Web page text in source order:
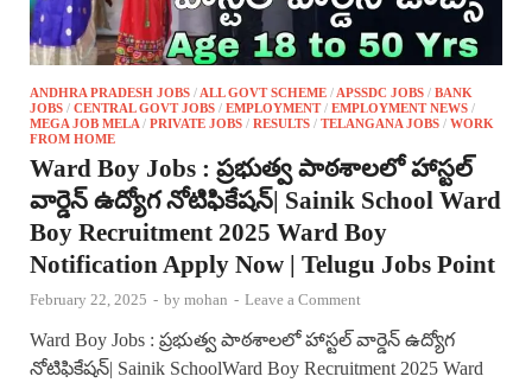
ANDHRA PRADESH JOBS / ALL GOVT SCHEME / APSSDC JOBS / BANK
JOBS / CENTRAL GOVT JOBS / EMPLOYMENT/ EMPLOYMENT NEWS /
MEGA JOB MELA / PRIVATE JOBS / RESULTS / TELANGANA JOBS / WORK
FROM HOME
Ward Boy Jobs : ప్రభుత్వ పాఠశాలలో హాస్టల్
వార్డెన్ ఉద్యోగ నోటిఫికేషన్| Sainik School Ward
Boy Recruitment 2025 Ward Boy
Notification Apply Now | Telugu Jobs Point
February 22, 2025 - by mohan - Leave a Comment
Ward Boy Jobs : ప్రభుత్వ పాఠశాలలో హాస్టల్ వార్డెన్ ఉద్యోగ
నోటిఫికేషన్| Sainik SchoolWard Boy Recruitment 2025 Ward